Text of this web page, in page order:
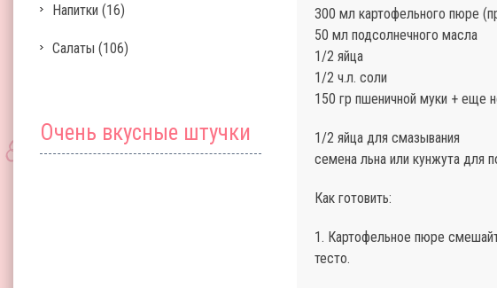
Напитки (16)
Салаты (106)
Очень вкусные штучки
300 мл картофельного пюре
50 мл подсолнечного масла
1/2 яйца
1/2 ч.л. соли
150 гр пшеничной муки + еще
1/2 яйца для смазывания
семена льна или кунжута для
Как готовить:
1. Картофельное пюре
тесто.